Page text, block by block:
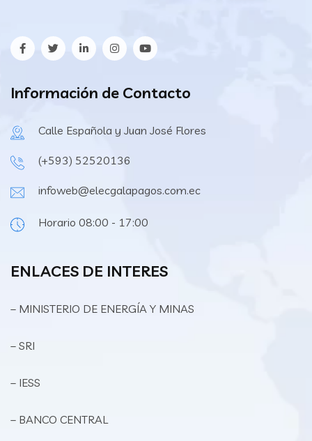
Información de Contacto
Calle Española y Juan José Flores
(+593) 52520136
infoweb@elecgalapagos.com.ec
Horario 08:00 - 17:00
ENLACES DE INTERES
– MINISTERIO DE ENERGÍA Y MINAS
– SRI
– IESS
– BANCO CENTRAL